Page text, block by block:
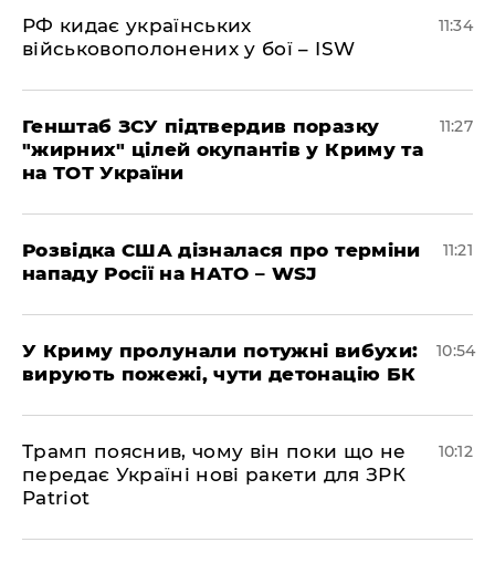
РФ кидає українських
військовополонених у бої – ISW
11:34
Генштаб ЗСУ підтвердив поразку
"жирних" цілей окупантів у Криму та
на ТОТ України
11:27
Розвідка США дізналася про терміни
нападу Росії на НАТО – WSJ
11:21
У Криму пролунали потужні вибухи:
вирують пожежі, чути детонацію БК
10:54
Трамп пояснив, чому він поки що не
передає Україні нові ракети для ЗРК
Patriot
10:12